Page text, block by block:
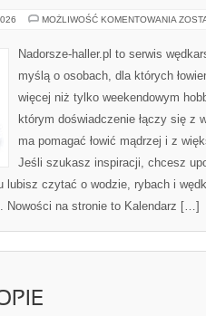
MOŻLIWOŚĆ KOMENTOWANIA
Nadorsze-haller.pl to serwis
myślą o osobach, dla których
więcej niż tylko weekendowym
którym doświadczenie łączy się z
ma pomagać łowić mądrzej i z
Jeśli szukasz inspiracji, chcesz
lubisz czytać o wodzie, rybach i
Nowości na stronie to Kalendarz […]